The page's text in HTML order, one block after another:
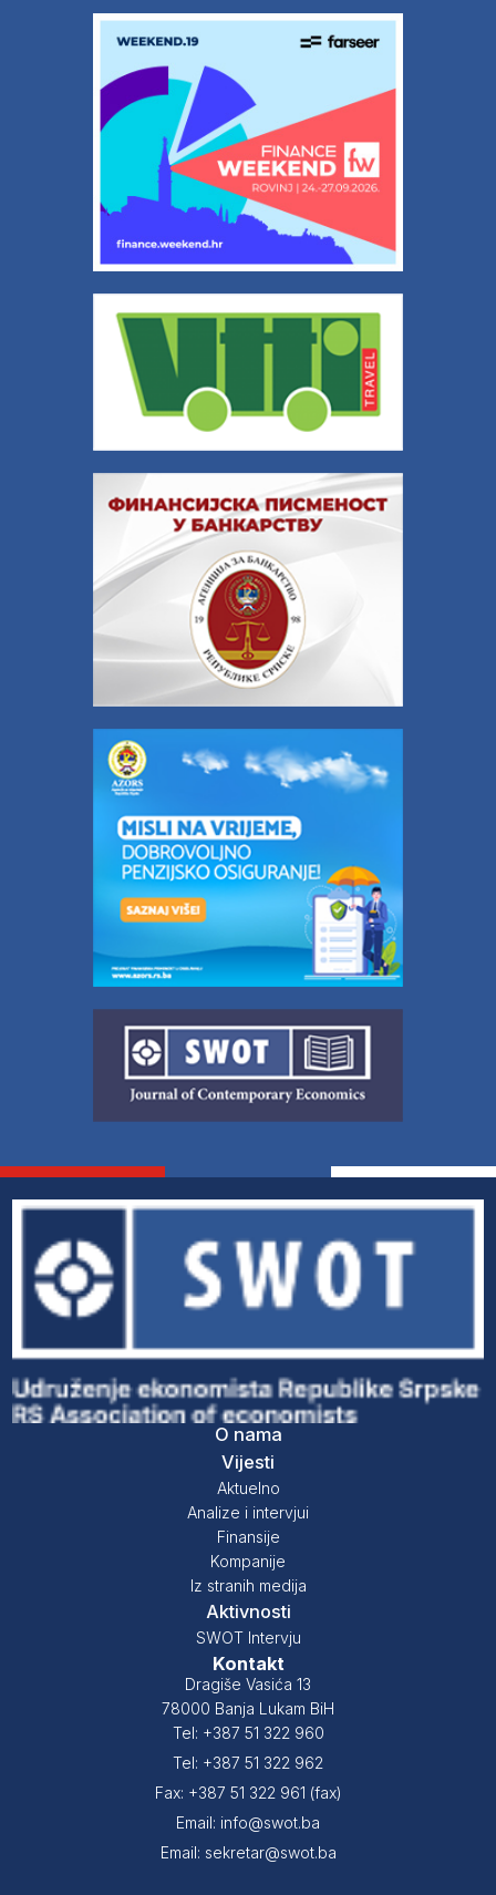
O nama
Vijesti
Aktuelno
Analize i intervjui
Finansije
Kompanije
Iz stranih medija
Aktivnosti
SWOT Intervju
Kontakt
Dragiše Vasića 13
78000 Banja Lukam BiH
Tel: +387 51 322 960
Tel: +387 51 322 962
Fax: +387 51 322 961 (fax)
Email: info@swot.ba
Email: sekretar@swot.ba